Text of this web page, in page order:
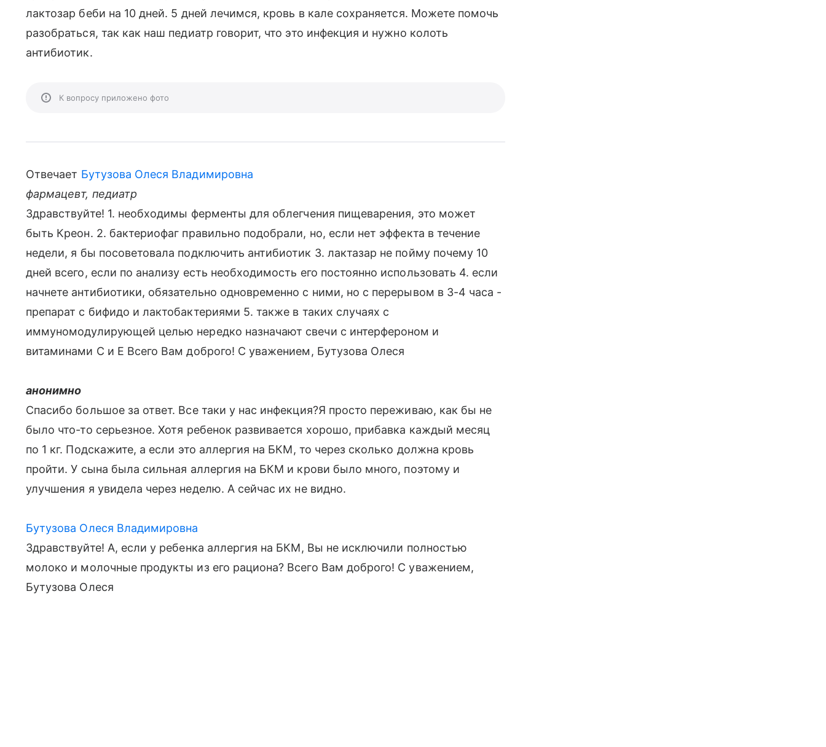
лактозар беби на 10 дней. 5 дней лечимся, кровь в кале сохраняется. Можете помочь
разобраться, так как наш педиатр говорит, что это инфекция и нужно колоть
антибиотик.
К вопросу приложено фото
Отвечает Бутузова Олеся Владимировна
фармацевт, педиатр
Здравствуйте! 1. необходимы ферменты для облегчения пищеварения, это может
быть Креон. 2. бактериофаг правильно подобрали, но, если нет эффекта в течение
недели, я бы посоветовала подключить антибиотик 3. лактазар не пойму почему 10
дней всего, если по анализу есть необходимость его постоянно использовать 4. если
начнете антибиотики, обязательно одновременно с ними, но с перерывом в 3-4 часа -
препарат с бифидо и лактобактериями 5. также в таких случаях с
иммуномодулирующей целью нередко назначают свечи с интерфероном и
витаминами С и Е Всего Вам доброго! С уважением, Бутузова Олеся
анонимно
Спасибо большое за ответ. Все таки у нас инфекция?Я просто переживаю, как бы не
было что-то серьезное. Хотя ребенок развивается хорошо, прибавка каждый месяц
по 1 кг. Подскажите, а если это аллергия на БКМ, то через сколько должна кровь
пройти. У сына была сильная аллергия на БКМ и крови было много, поэтому и
улучшения я увидела через неделю. А сейчас их не видно.
Бутузова Олеся Владимировна
Здравствуйте! А, если у ребенка аллергия на БКМ, Вы не исключили полностью
молоко и молочные продукты из его рациона? Всего Вам доброго! С уважением,
Бутузова Олеся